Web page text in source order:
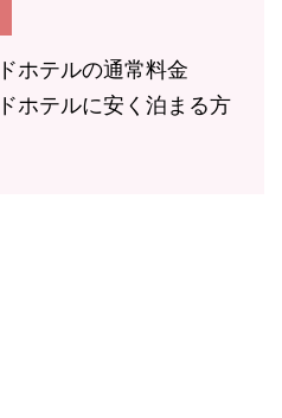
ホテルの通常料金
ホテルに安く泊まる方